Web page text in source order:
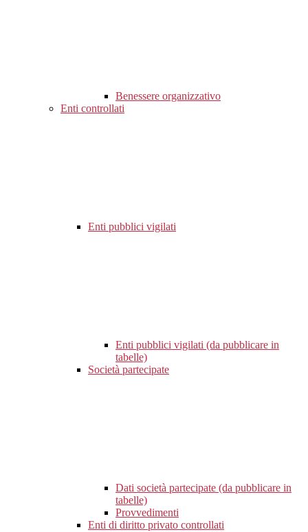
Benessere organizzativo
Enti controllati
Enti pubblici vigilati
Enti pubblici vigilati (da pubblicare in
tabelle)
Società partecipate
Dati società partecipate (da pubblicare in
tabelle)
Provvedimenti
Enti di diritto privato controllati